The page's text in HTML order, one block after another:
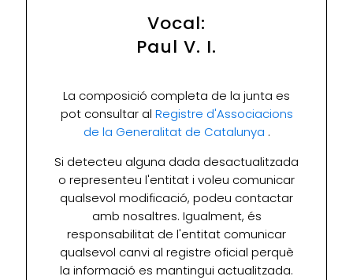
Vocal:
Paul V. I.
La composició completa de la junta es
pot consultar al Registre d'Associacions
de la Generalitat de Catalunya .
Si detecteu alguna dada desactualitzada
o representeu l'entitat i voleu comunicar
qualsevol modificació, podeu contactar
amb nosaltres. Igualment, és
responsabilitat de l'entitat comunicar
qualsevol canvi al registre oficial perquè
la informació es mantingui actualitzada.